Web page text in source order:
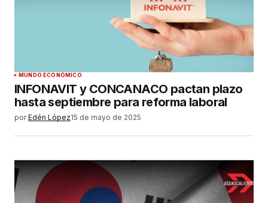
MUNDO ECONÓMICO
INFONAVIT y CONCANACO pactan plazo
hasta septiembre para reforma laboral
por Edén López15 de mayo de 2025